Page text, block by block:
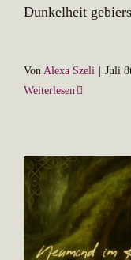
Dunkelheit
Von Alexa Szeli | Juli
Weiterlesen